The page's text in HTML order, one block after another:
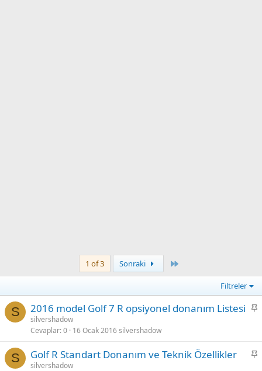
1 of 3 Sonraki
Filtreler
S
S
i
t
2016 model Golf 7 R opsiyonel donanım Listesi
silvershadow
Cevaplar 0 16 Ocak 2016silvershadow
S
S
Golf R Standart Donanım ve Teknik Özellikler
silvershadow